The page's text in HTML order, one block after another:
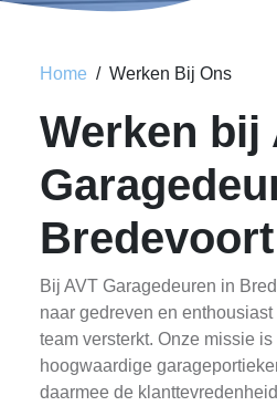
Home Werken Bij Ons
Werken bij
Bredevoort
Bij AVT Garagedeuren in
naar gedreven en
team versterkt. Onze missie
hoogwaardige
daarmee de